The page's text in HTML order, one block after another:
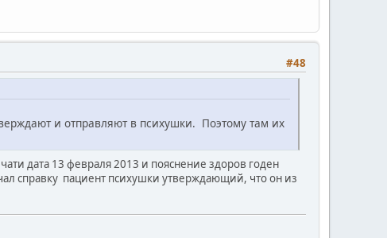
#48
и отправляют в психушки. Поэтому там их
дата 13 февраля 2013 и пояснение здоров годен
справку пациент психушки утверждающий, что он из